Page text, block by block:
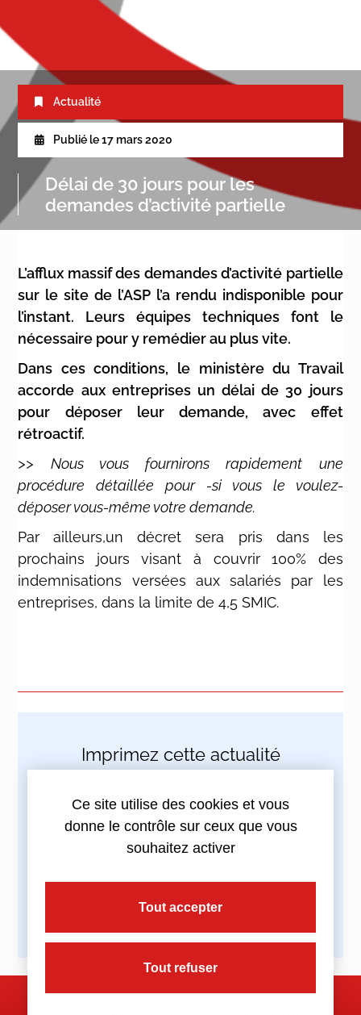
Actualité
Publié le 17 mars 2020
Délai de 30 jours pour les
demandes d’activité partielle
L’afflux massif des demandes d’activité partielle
sur le site de l’ASP l’a rendu indisponible pour
l’instant. Leurs équipes techniques font le
nécessaire pour y remédier au plus vite.
Dans ces conditions, le ministère du Travail
accorde aux entreprises un délai de 30 jours
pour déposer leur demande, avec effet
rétroactif.
>> Nous vous fournirons rapidement une
procédure détaillée pour -si vous le voulez-
déposer vous-même votre demande.
Par ailleurs,un décret sera pris dans les
prochains jours visant à couvrir 100% des
indemnisations versées aux salariés par les
entreprises, dans la limite de 4,5 SMIC.
Imprimez cette actualité
Partagez cette actualité :
Ce site utilise des cookies et vous
donne le contrôle sur ceux que vous
souhaitez activer
Tout accepter
Tout refuser